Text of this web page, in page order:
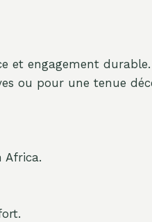
et engagement
ou pour une tenue
Africa.